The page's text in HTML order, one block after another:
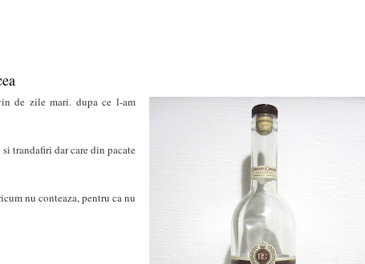
de zile mari. dupa ce l-am
trandafiri dar care din pacate
nu conteaza, pentru ca nu